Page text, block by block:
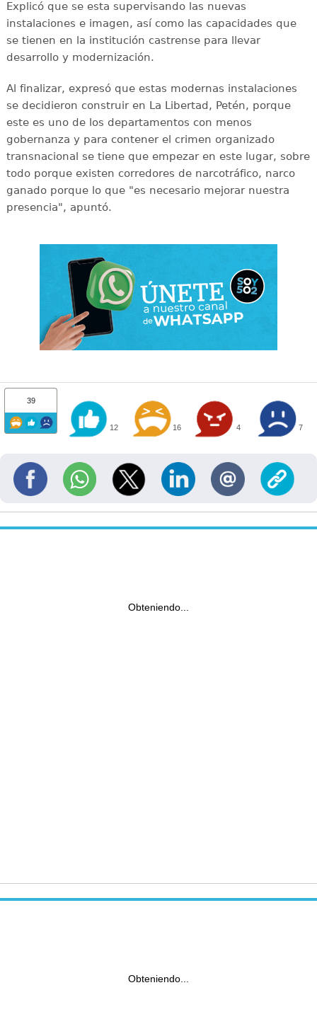
Explicó que se esta supervisando las nuevas
instalaciones e imagen, así como las capacidades que
se tienen en la institución castrense para llevar
desarrollo y modernización.
Al finalizar, expresó que estas modernas instalaciones
se decidieron construir en La Libertad, Petén, porque
este es uno de los departamentos con menos
gobernanza y para contener el crimen organizado
transnacional se tiene que empezar en este lugar, sobre
todo porque existen corredores de narcotráfico, narco
ganado porque lo que "es necesario mejorar nuestra
presencia", apuntó.
39
12 16 4 7
Obteniendo...
Obteniendo...